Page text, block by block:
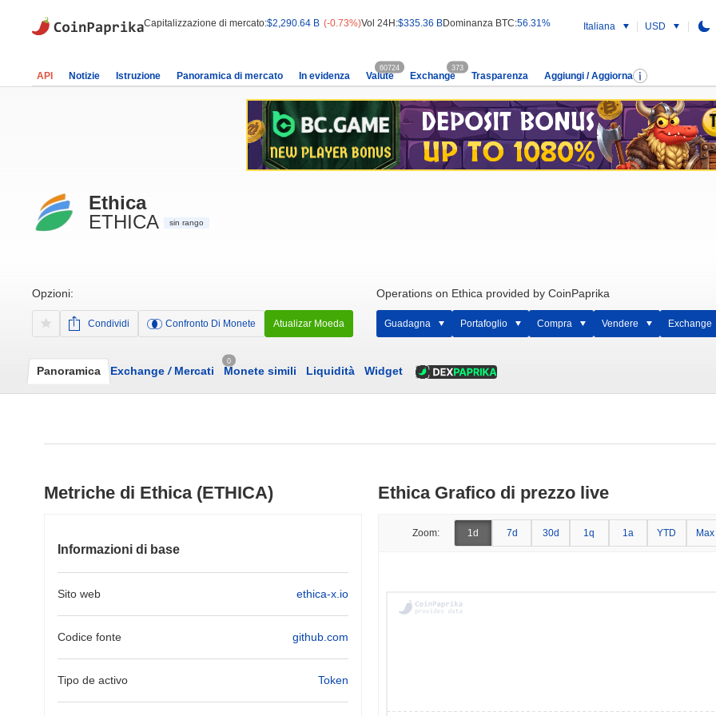
Capitalizzazione di mercato:$2,290.64 B (-0.73%)Vol 24H:$335.36 BDominanza BTC:56.31% Italiana USD
API Notizie Istruzione Panoramica di mercato In evidenza Valute
60724
Exchange
373
Trasparenza Aggiungi / Aggiorna
Ethica
ETHICA
sin rango
Opzioni:
Condividi Confronto Di Monete Atualizar Moeda
Operations on Ethica provided by CoinPaprika
Guadagna Portafoglio Compra Vendere Exchange
Panoramica Exchange /Mercati
0
Monete simili Liquidità Widget
Metriche di Ethica (ETHICA)
Informazioni di base
Sito web ethica-x.io
Codice fonte github.com
Tipo de activo Token
Ethica Grafico di prezzo live
Zoom: 1d 7d 30d 1q 1a YTD Max